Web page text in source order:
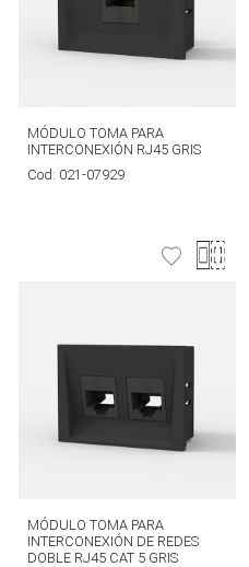
MÓDULO TOMA PARA
INTERCONEXIÓN RJ45 GRIS
Cod: 021-07929
MÓDULO TOMA PARA
INTERCONEXIÓN DE REDES
DOBLE RJ45 CAT 5 GRIS